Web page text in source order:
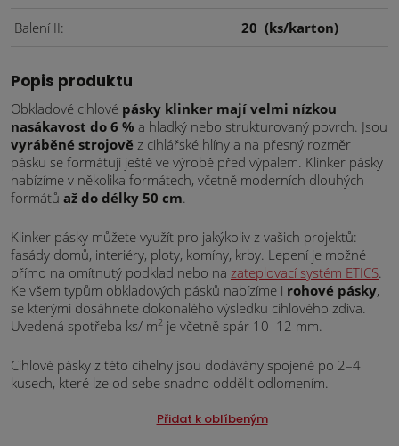
Balení II 20 (ks/karton)
Popis produktu
Obkladové cihlové pásky klinker mají velmi nízkou
nasákavost do 6 % a hladký nebo strukturovaný povrch. Jsou
vyráběné strojově z cihlářské hlíny a na přesný rozměr
pásku se formátují ještě ve výrobě před výpalem. Klinker pásky
nabízíme v několika formátech, včetně moderních dlouhých
formátů až do délky 50 cm.
Klinker pásky můžete využít pro jakýkoliv z vašich projektů:
fasády domů, interiéry, ploty, komíny, krby. Lepení je možné
přímo na omítnutý podklad nebo na zateplovací systém ETICS.
Ke všem typům obkladových pásků nabízíme i rohové pásky,
se kterými dosáhnete dokonalého výsledku cihlového zdiva.
Uvedená spotřeba ks/ m2 je včetně spár 10–12 mm.
Cihlové pásky z této cihelny jsou dodávány spojené po 2–4
kusech, které lze od sebe snadno oddělit odlomením.
Přidat k oblíbeným